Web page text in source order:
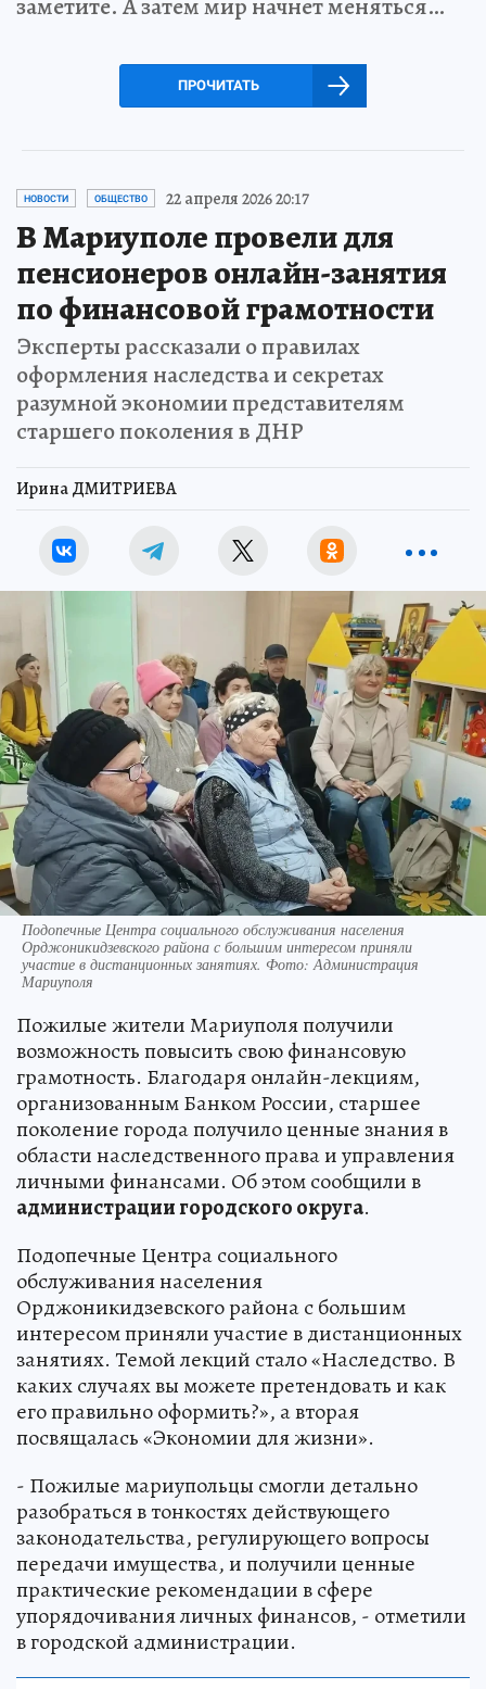
ПРОЧИТАТЬ
НОВОСТИ ОБЩЕСТВО 22 апреля 2026 20:17
В Мариуполе провели для
пенсионеров онлайн-занятия
по финансовой грамотности
Эксперты рассказали о правилах
оформления наследства и секретах
разумной экономии представителям
старшего поколения в ДНР
Ирина ДМИТРИЕВА
Подопечные Центра социального обслуживания населения
Орджоникидзевского района с большим интересом приняли
участие в дистанционных занятиях. Фото: Администрация
Мариуполя
Пожилые жители Мариуполя получили
возможность повысить свою финансовую
грамотность. Благодаря онлайн-лекциям,
организованным Банком России, старшее
поколение города получило ценные знания в
области наследственного права и управления
личными финансами. Об этом сообщили в
администрации городского округа.
Подопечные Центра социального
обслуживания населения
Орджоникидзевского района с большим
интересом приняли участие в дистанционных
занятиях. Темой лекций стало «Наследство. В
каких случаях вы можете претендовать и как
его правильно оформить?», а вторая
посвящалась «Экономии для жизни».
- Пожилые мариупольцы смогли детально
разобраться в тонкостях действующего
законодательства, регулирующего вопросы
передачи имущества, и получили ценные
практические рекомендации в сфере
упорядочивания личных финансов, - отметили
в городской администрации.